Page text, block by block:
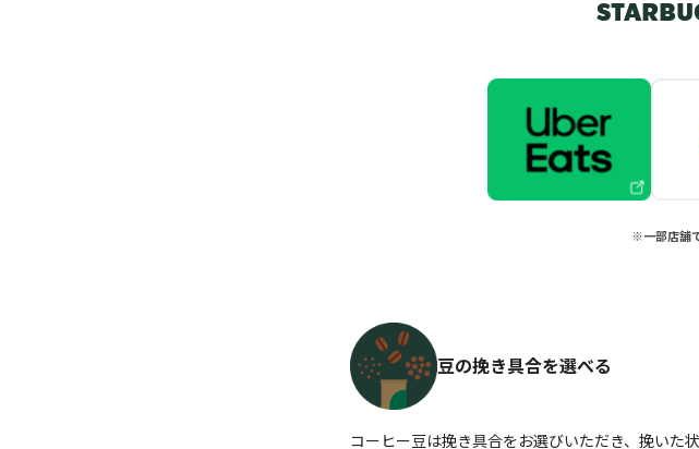
※一部店舗
豆の挽き具合を選べる
コーヒー豆は挽き具合をお選びいただき、挽いた